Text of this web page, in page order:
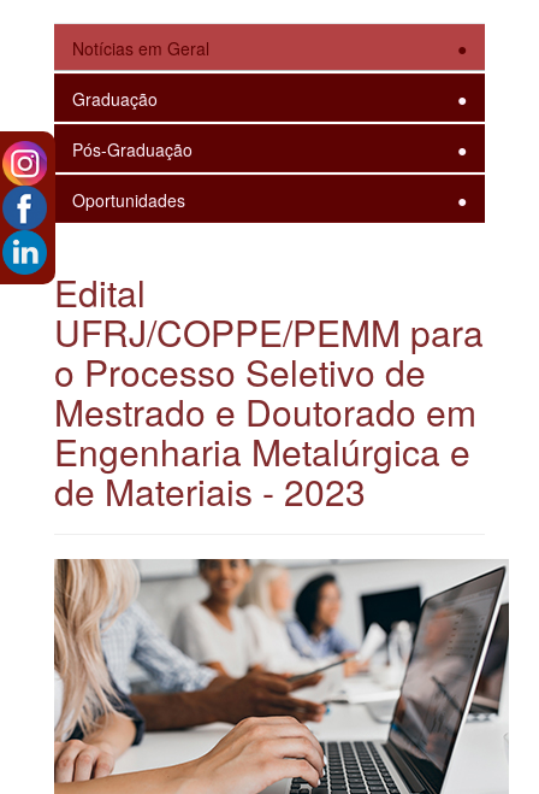
Notícias em Geral
Graduação
Pós-Graduação
Oportunidades
Edital
UFRJ/COPPE/PEMM para
o Processo Seletivo de
Mestrado e Doutorado em
Engenharia Metalúrgica e
de Materiais - 2023